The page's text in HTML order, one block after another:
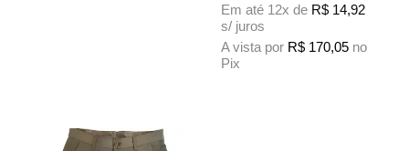
Em até 12x de R$ 14,92
s/ juros
A vista por R$ 170,05 no
Pix